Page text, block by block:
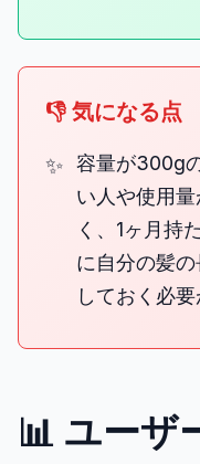
👎 気になる点
容量が300g
い人や使用
く、1ヶ月持
に自分の髪
しておく必
📊 ユーザ